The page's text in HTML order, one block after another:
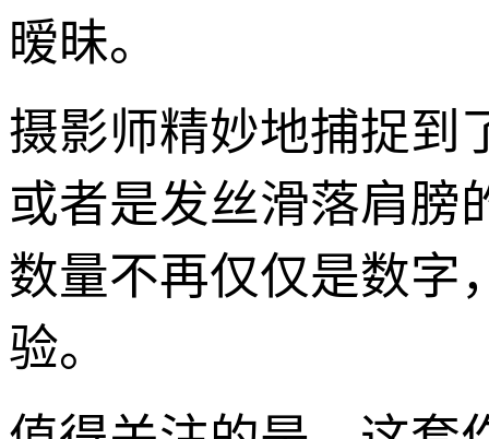
暧昧。
摄影师精妙地捕捉到
或者是发丝滑落肩膀
数量不再仅仅是数字
验。